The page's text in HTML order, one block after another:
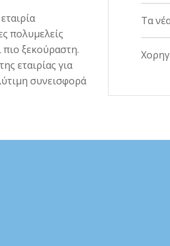
πολυμελείς
πιο ξεκούραστη.
εταιρίας για
συνεισφορά
Τα